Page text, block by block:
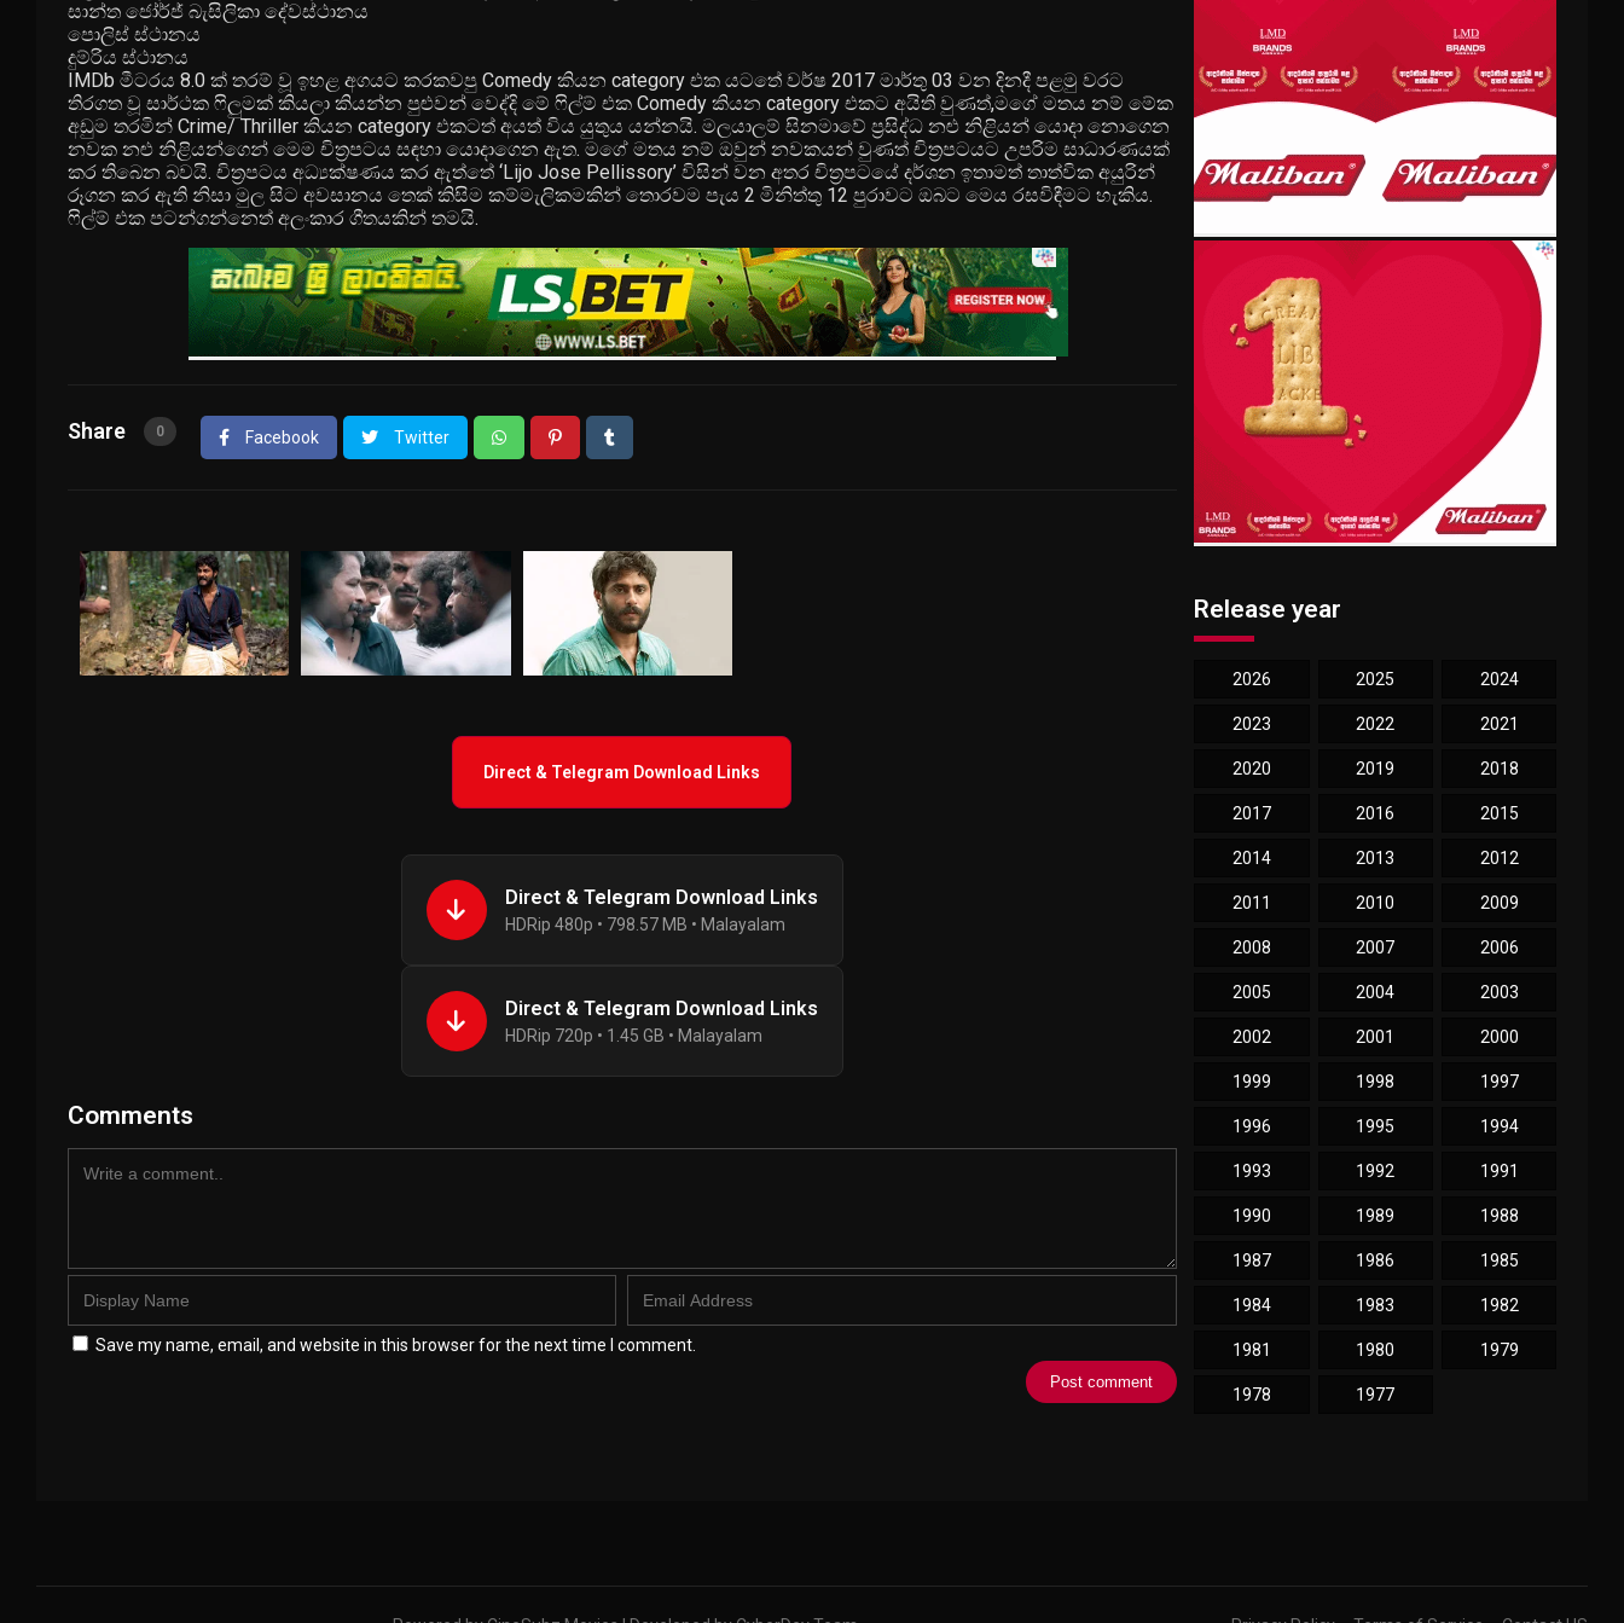
සාන්ත ජෝර්ජ් බැසිලිකා දේවස්ථානය
පොලිස් ස්ථානය
දුම්රිය ස්ථානය
IMDb මීටරය 8.0 ක් තරම් වූ ඉහළ අගයට කරකවපු Comedy කියන category එක යටතේ වර්ෂ 2017 මාර්තු 03 වන දිනදී පළමු වරට
තිරගත වූ සාර්ථක ෆිලුමක් කියලා කියන්න පුළුවන් වෙද්දි මේ ෆිල්ම් එක Comedy කියන category එකට අයිති වුණත්,මගේ මතය නම් මේක
අඩුම තරමින් Crime/ Thriller කියන category එකටත් අයත් විය යුතුය යන්නයි. මලයාලම් සිනමාවේ ප්‍රසිද්ධ නළු නිළියන් යොදා නොගෙන
නවක නළු නිළියන්ගෙන් මෙම චිත්‍රපටය සඳහා යොදාගෙන ඇත. මගේ මතය නම් ඔවුන් නවකයන් වුණත් චිත්‍රපටයට උපරිම සාධාරණයක්
කර තිබෙන බවයි. චිත්‍රපටය අධ්‍යක්ෂණය කර ඇත්තේ ‘Lijo Jose Pellissory’ විසින් වන අතර චිත්‍රපටයේ දර්ශන ඉතාමත් තාත්වික අයුරින්
රූගන කර ඇති නිසා මුල සිට අවසානය තෙක් කිසිම කම්මැලිකමකින් තොරවම පැය 2 මිනිත්තු 12 පුරාවට ඔබට මෙය රසවිඳීමට හැකිය.
ෆිල්ම් එක පටන්ගන්නෙත් අලංකාර ගීතයකින් තමයි.
Share 0 Facebook Twitter
Direct & Telegram Download Links
Direct & Telegram Download Links
HDRip 480p • 798.57 MB • Malayalam
Direct & Telegram Download Links
HDRip 720p • 1.45 GB • Malayalam
Comments
Save my name, email, and website in this browser for the next time I comment.
Release year
2026 2025 2024
2023 2022 2021
2020 2019 2018
2017 2016 2015
2014 2013 2012
2011 2010 2009
2008 2007 2006
2005 2004 2003
2002 2001 2000
1999 1998 1997
1996 1995 1994
1993 1992 1991
1990 1989 1988
1987 1986 1985
1984 1983 1982
1981 1980 1979
1978 1977